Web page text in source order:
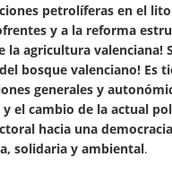
petrolíferas en el
y a la reforma
la agricultura valenciana!
bosque valenciano! Es
generales y
el cambio de la actual
hacia una democracia
solidaria y ambiental.